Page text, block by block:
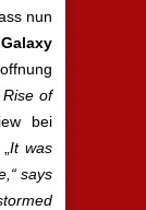
nun
Rise of
bei
It was
says